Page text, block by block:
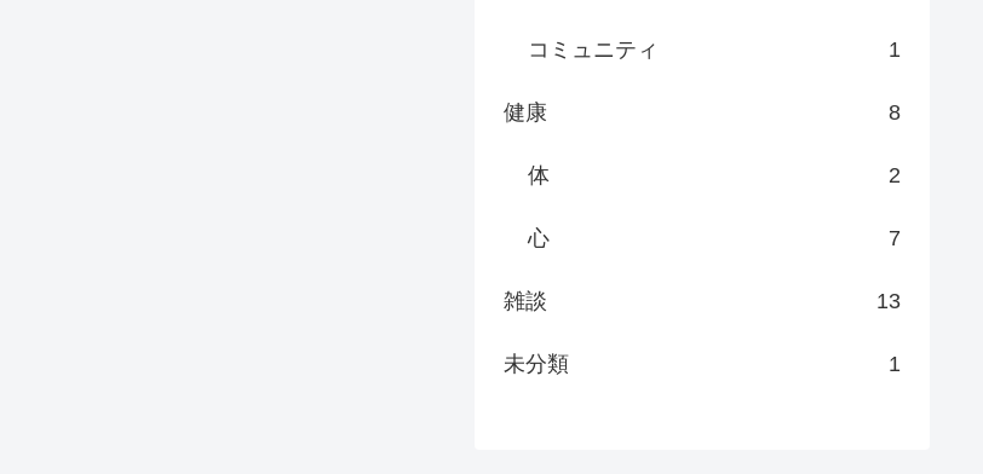
コミュニティ 1
健康 8
体 2
心 7
雑談 13
未分類 1